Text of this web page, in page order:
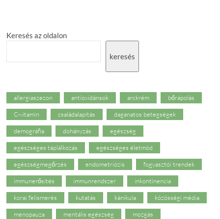
Keresés az oldalon
keresés
allergiaszezon antioxidánsok arckrém bőrápolás
C-vitamin családalapítás daganatos betegségek
demográfia dohányzás egészség
egészséges táplálkozás egészséges életmód
egészségmegőrzés endometriózis fogyasztói trendek
immunerősítés immunrendszer inkontinencia
korai felismerés kutatás kánikula közösségi média
menopauza mentális egészség mozgás